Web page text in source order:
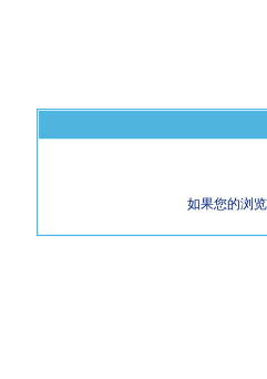
如果您的浏